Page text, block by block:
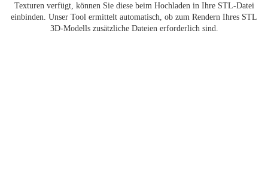
Texturen verfügt, können Sie diese beim Hochladen in Ihre STL-Datei
einbinden. Unser Tool ermittelt automatisch, ob zum Rendern Ihres STL
3D-Modells zusätzliche Dateien erforderlich sind.